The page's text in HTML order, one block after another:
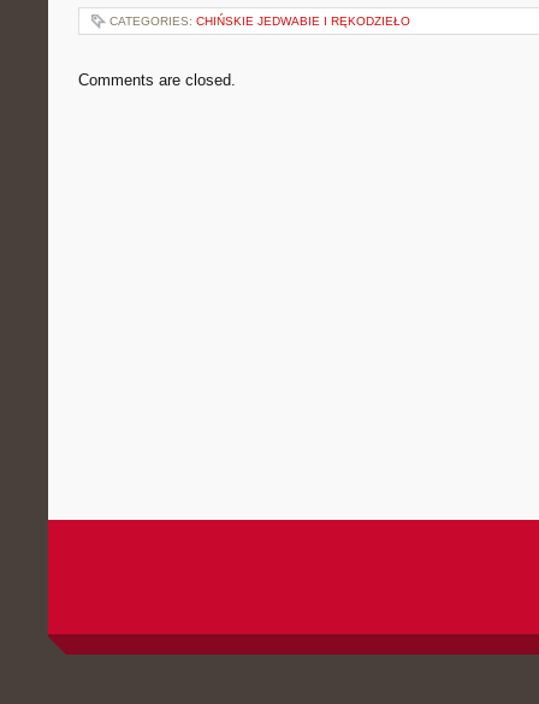
CATEGORIES: CHIŃSKIE JEDWABIE I RĘKODZIEŁO
Comments are closed.